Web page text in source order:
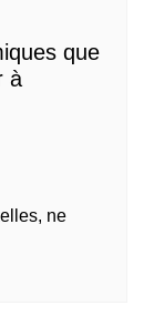
que
à
ne